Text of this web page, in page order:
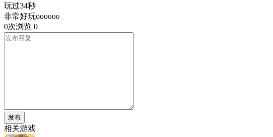
玩过34秒
非常好玩oooooo
0次浏览 0
发布
相关游戏